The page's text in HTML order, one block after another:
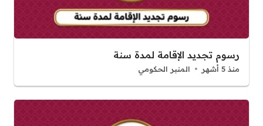
رسوم تجديد الإقامة لمدة سنة
منذ 5 أشهر المنبر الحكومي